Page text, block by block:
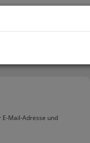
Mail-Adresse und